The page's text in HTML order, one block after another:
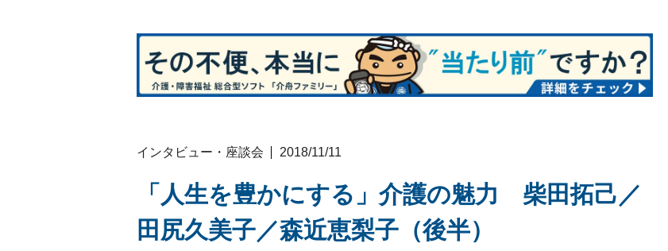
インタビュー・座談会 2018/11/11
「人生を豊かにする」介護の魅力 柴田拓己／
田尻久美子／森近恵梨子（後半）